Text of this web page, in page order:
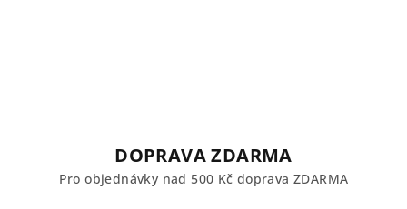
DOPRAVA ZDARMA
Pro objednávky nad 500 Kč doprava ZDARMA